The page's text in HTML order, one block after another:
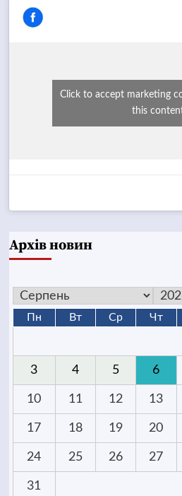
Click to accept marketing
this
Архів новин
Пн Вт Ср Чт
3 4 5 6
10 11 12 13
17 18 19 20
24 25 26 27
31